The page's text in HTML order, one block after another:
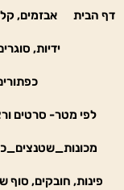
דף הבית אבזמים,
ידיות,
לפי מטר- סרטים
פינות, חובקים, סוף